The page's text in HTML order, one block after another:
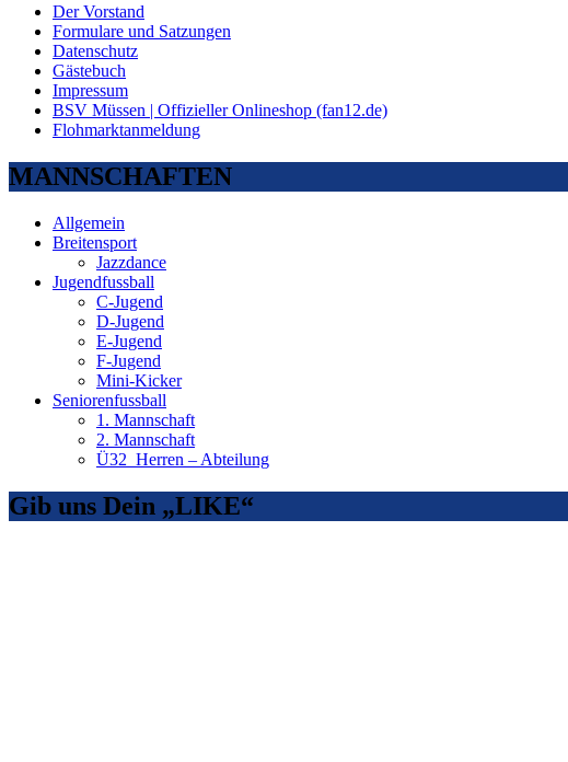
Der Vorstand
Formulare und Satzungen
Datenschutz
Gästebuch
Impressum
BSV Müssen | Offizieller Onlineshop (fan12.de)
Flohmarktanmeldung
MANNSCHAFTEN
Allgemein
Breitensport
Jazzdance
Jugendfussball
C-Jugend
D-Jugend
E-Jugend
F-Jugend
Mini-Kicker
Seniorenfussball
1. Mannschaft
2. Mannschaft
Ü32_Herren – Abteilung
Gib uns Dein „LIKE“